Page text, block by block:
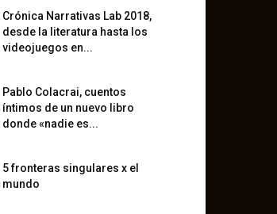
Crónica Narrativas Lab 2018,
desde la literatura hasta los
videojuegos en...
Pablo Colacrai, cuentos
íntimos de un nuevo libro
donde «nadie es...
5 fronteras singulares x el
mundo